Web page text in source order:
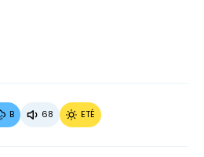
B 68 ETÉ